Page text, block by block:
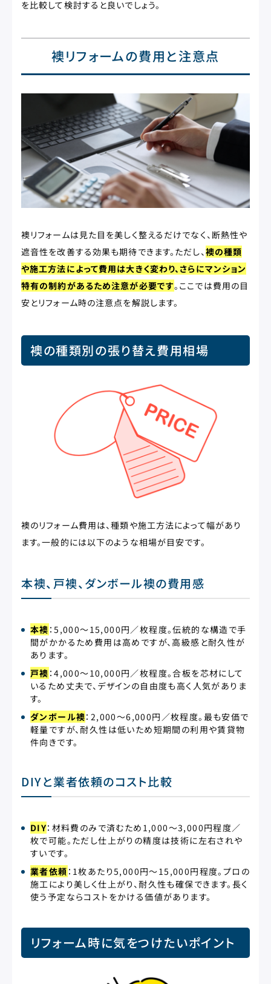
を比較して検討すると良いでしょう。
襖リフォームの費用と注意点
襖リフォームは見た目を美しく整えるだけでなく、断熱性や
遮音性を改善する効果も期待できます。ただし、襖の種類
や施工方法によって費用は大きく変わり、さらにマンション
特有の制約があるため注意が必要です。ここでは費用の目
安とリフォーム時の注意点を解説します。
襖の種類別の張り替え費用相場
襖のリフォーム費用は、種類や施工方法によって幅があり
ます。一般的には以下のような相場が目安です。
本襖、戸襖、ダンボール襖の費用感
本襖 ：5,000〜15,000円／枚程度。伝統的な構造で手
間がかかるため費用は高めですが、高級感と耐久性が
あります。
戸襖 ：4,000〜10,000円／枚程度。合板を芯材にして
いるため丈夫で、デザインの自由度も高く人気がありま
す。
ダンボール襖：2,000〜6,000円／枚程度。最も安価で
軽量ですが、耐久性は低いため短期間の利用や賃貸物
件向きです。
DIYと業者依頼のコスト比較
DIY：材料費のみで済むため1,000〜3,000円程度／
枚で可能。ただし仕上がりの精度は技術に左右されや
すいです。
業者依頼 ：1枚あたり5,000円〜15,000円程度。プロの
施工により美しく仕上がり、耐久性も確保できます。長く
使う予定ならコストをかける価値があります。
リフォーム時に気をつけたいポイント